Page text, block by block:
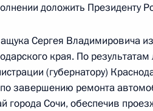
связи жительницы
Федерации –
Федерации Дмитрием
по приёму граждан в
2023 года, 19:33
доложить Президенту
Сергея Владимировича
края. По
(губернатору)
завершению ремонта
города Сочи, обеспечив